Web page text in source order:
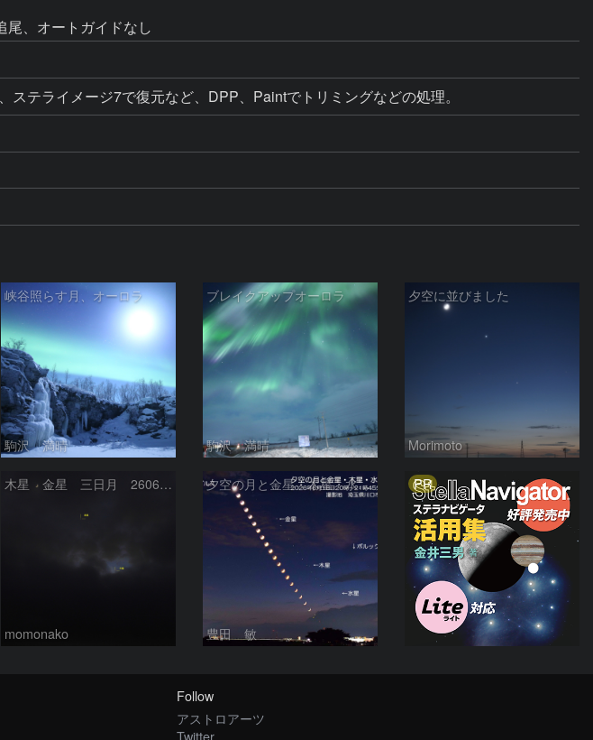
尾、オートガイドなし
テライメージ7で復元など、DPP、Paintでトリミングなどの処理。
峡谷照らす月、オーロラ
駒沢 満晴
ブレイクアップオーロラ
駒沢 満晴
夕空に並びました
Morimoto
木星 金星 三日月 260618
momonako
夕空の月と金星・木星・水星の接近 2026/6/18
豊田 敏
PR
Follow
アストロアーツ
Twitter